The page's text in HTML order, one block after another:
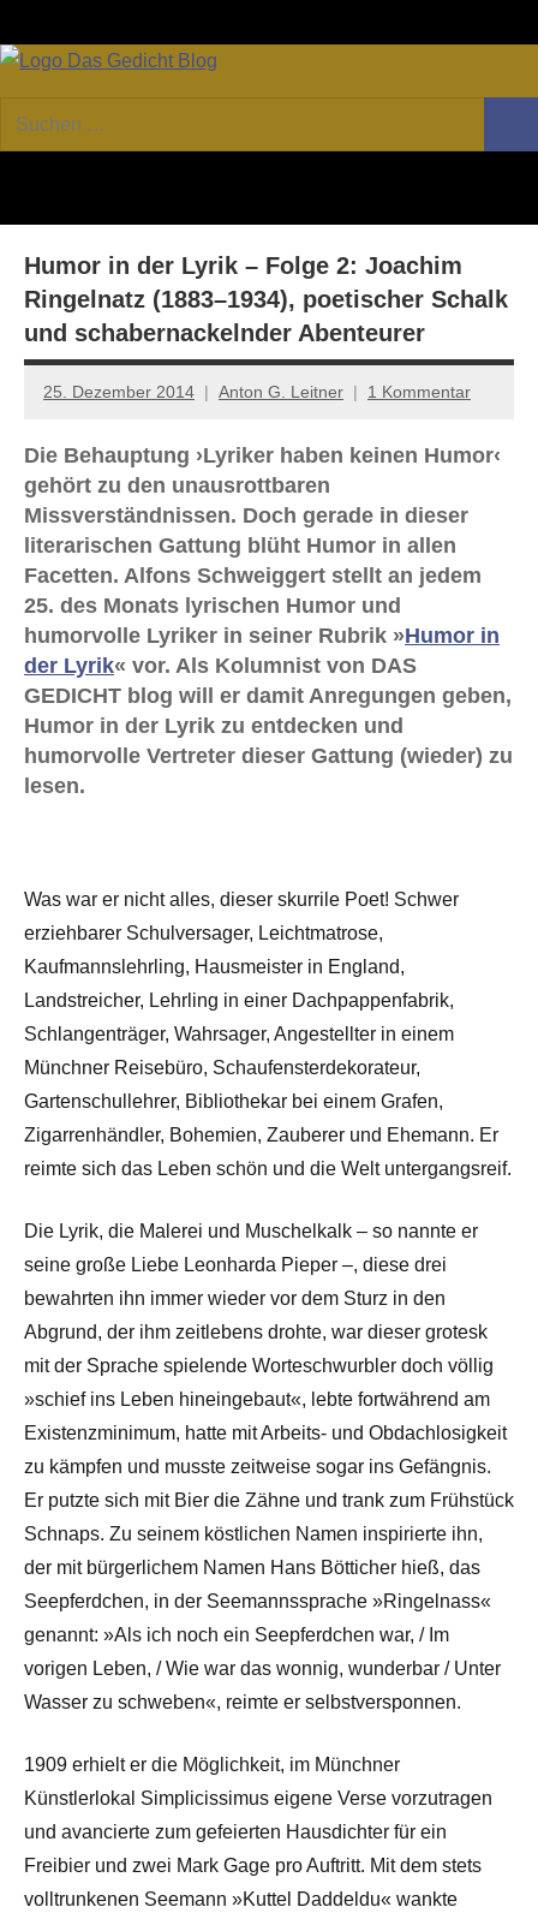
Inhalt
GEDICHT
Forum
von
Lyrik,
Suchen
nach:
Humor in der Lyrik – Folge 2: Joachim
Ringelnatz (1883–1934), poetischer Schalk
und schabernackelnder Abenteurer
25. Dezember 2014 Anton G. Leitner 1 Kommentar
Die Behauptung ›Lyriker haben keinen Humor‹
gehört zu den unausrottbaren
Missverständnissen. Doch gerade in dieser
literarischen Gattung blüht Humor in allen
Facetten. Alfons Schweiggert stellt an jedem
25. des Monats lyrischen Humor und
humorvolle Lyriker in seiner Rubrik »Humor in
der Lyrik« vor. Als Kolumnist von DAS
GEDICHT blog will er damit Anregungen geben,
Humor in der Lyrik zu entdecken und
humorvolle Vertreter dieser Gattung (wieder) zu
lesen.
Was war er nicht alles, dieser skurrile Poet! Schwer
erziehbarer Schulversager, Leichtmatrose,
Kaufmannslehrling, Hausmeister in England,
Landstreicher, Lehrling in einer Dachpappenfabrik,
Schlangenträger, Wahrsager, Angestellter in einem
Münchner Reisebüro, Schaufensterdekorateur,
Gartenschullehrer, Bibliothekar bei einem Grafen,
Zigarrenhändler, Bohemien, Zauberer und Ehemann. Er
reimte sich das Leben schön und die Welt untergangsreif.
Die Lyrik, die Malerei und Muschelkalk – so nannte er
seine große Liebe Leonharda Pieper –, diese drei
bewahrten ihn immer wieder vor dem Sturz in den
Abgrund, der ihm zeitlebens drohte, war dieser grotesk
mit der Sprache spielende Worteschwurbler doch völlig
»schief ins Leben hineingebaut«, lebte fortwährend am
Existenzminimum, hatte mit Arbeits- und Obdachlosigkeit
zu kämpfen und musste zeitweise sogar ins Gefängnis.
Er putzte sich mit Bier die Zähne und trank zum Frühstück
Schnaps. Zu seinem köstlichen Namen inspirierte ihn,
der mit bürgerlichem Namen Hans Bötticher hieß, das
Seepferdchen, in der Seemannssprache »Ringelnass«
genannt: »Als ich noch ein Seepferdchen war, / Im
vorigen Leben, / Wie war das wonnig, wunderbar / Unter
Wasser zu schweben«, reimte er selbstversponnen.
1909 erhielt er die Möglichkeit, im Münchner
Künstlerlokal Simplicissimus eigene Verse vorzutragen
und avancierte zum gefeierten Hausdichter für ein
Freibier und zwei Mark Gage pro Auftritt. Mit dem stets
volltrunkenen Seemann »Kuttel Daddeldu« wankte